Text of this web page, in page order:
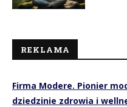
REKLAMA
Firma Modere. Pionier
dziedzinie zdrowia i